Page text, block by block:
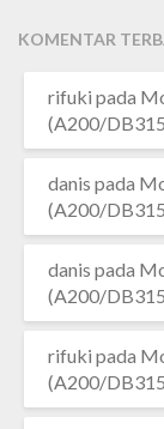
KOMENTAR
rifuki pada
(A200/
danis pada
(A200/
danis pada
(A200/
rifuki pada
(A200/